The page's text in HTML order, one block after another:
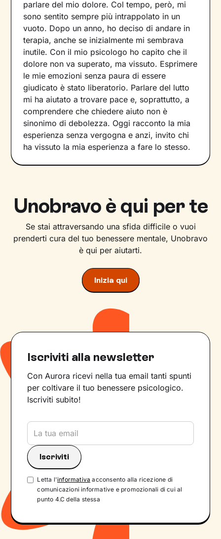
parlare del mio dolore. Col tempo, però, mi
sono sentito sempre più intrappolato in un
vuoto. Dopo un anno, ho deciso di andare in
terapia, anche se inizialmente mi sembrava
inutile. Con il mio psicologo ho capito che il
dolore non va superato, ma vissuto. Esprimere
le mie emozioni senza paura di essere
giudicato è stato liberatorio. Parlare del lutto
mi ha aiutato a trovare pace e, soprattutto, a
comprendere che chiedere aiuto non è
sinonimo di debolezza. Oggi racconto la mia
esperienza senza vergogna e anzi, invito chi
ha vissuto la mia esperienza a fare lo stesso.
Unobravo è qui per te
Se stai attraversando una sfida difficile o vuoi
prenderti cura del tuo benessere mentale, Unobravo
è qui per aiutarti.
Inizia qui
Iscriviti alla newsletter
Con Aurora ricevi nella tua email tanti spunti
per coltivare il tuo benessere psicologico.
Iscriviti subito!
Letta l'informativa acconsento alla ricezione di
comunicazioni informative e promozionali di cui al
punto 4.C della stessa